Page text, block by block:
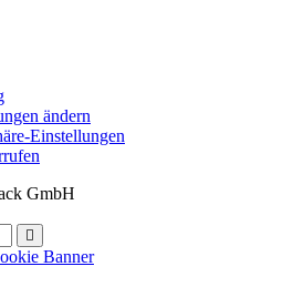
ändern
Einstellungen
GmbH
Banner